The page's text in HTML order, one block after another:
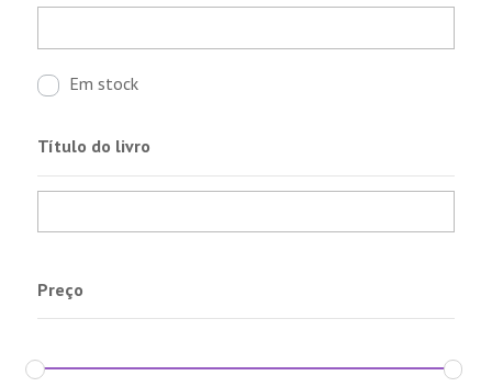
Em stock
Título do livro
Preço